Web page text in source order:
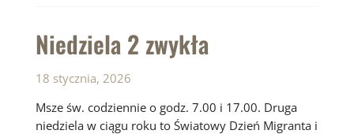
Niedziela 2 zwykła
18 stycznia, 2026
Msze św. codziennie o godz. 7.00 i 17.00. Druga
niedziela w ciągu roku to Światowy Dzień Migranta i